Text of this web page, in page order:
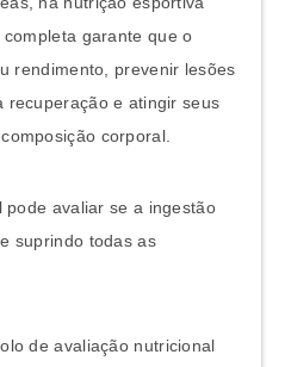
garante que o
rendimento, prevenir lesões
recuperação e atingir seus
corporal.
avaliar se a ingestão
suprindo todas as
de avaliação nutricional